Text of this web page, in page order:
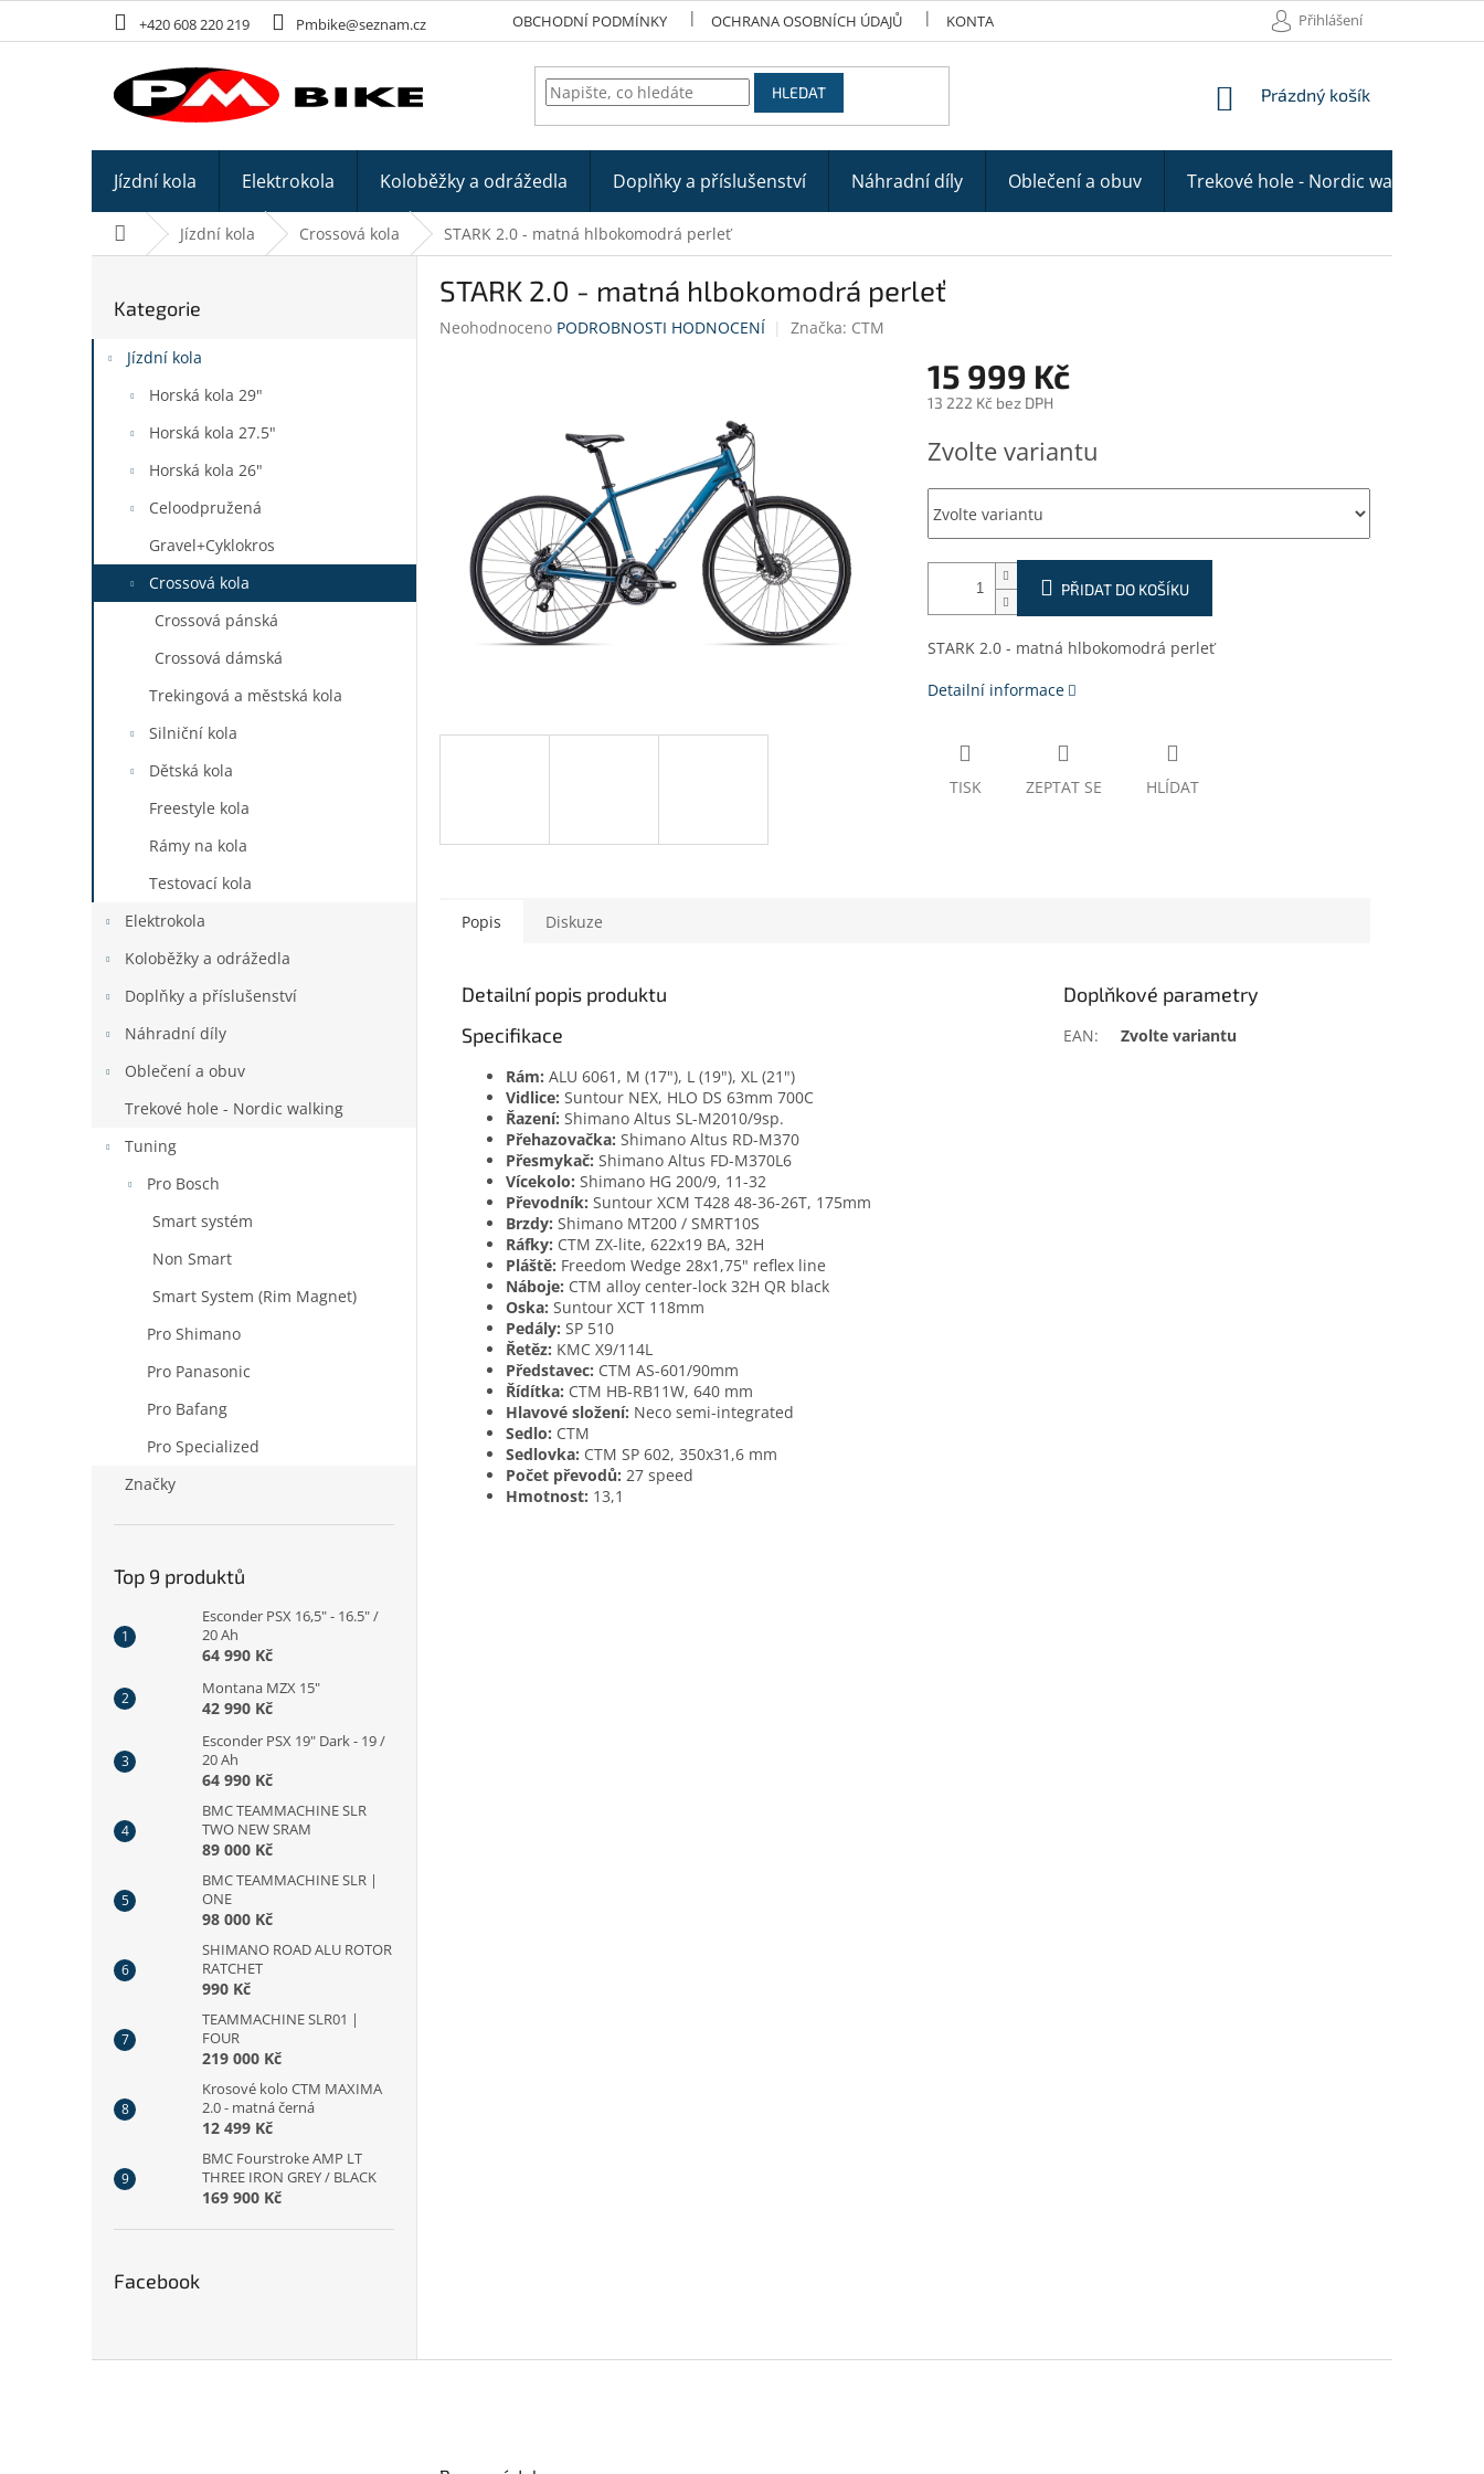
+420 608 220 219 Pmbike@seznam.cz OBCHODNÍ PODMÍNKY OCHRANA OSOBNÍCH ÚDAJŮ KONTAKTY Přihlášení
HLEDAT
NÁKUPNÍ
Prázdný košík
Jízdní kola Elektrokola Koloběžky a odrážedla Doplňky a příslušenství Náhradní díly Oblečení a obuv Trekové hole - Nordic walking
Domů Jízdní kola Crossová kola STARK 2.0 - matná hlbokomodrá perleť
t
e
Přeskočit
Kategorie
Jízdní kola
Horská kola 29"
Horská kola 27.5"
Horská kola 26"
Celoodpružená
Gravel+Cyklokros
Crossová kola
Crossová pánská
Crossová dámská
Trekingová a městská kola
Silniční kola
Dětská kola
Freestyle kola
Rámy na kola
Testovací kola
Elektrokola
Koloběžky a odrážedla
Doplňky a příslušenství
Náhradní díly
Oblečení a obuv
Trekové hole - Nordic walking
Tuning
Pro Bosch
Smart systém
Non Smart
Smart System (Rim Magnet)
Pro Shimano
Pro Panasonic
Pro Bafang
Pro Specialized
Značky
Top 9 produktů
Esconder PSX 16,5" - 16.5" /
20 Ah
64 990 Kč
Montana MZX 15"
42 990 Kč
Esconder PSX 19" Dark - 19 /
20 Ah
64 990 Kč
BMC TEAMMACHINE SLR
TWO NEW SRAM
89 000 Kč
BMC TEAMMACHINE SLR |
ONE
98 000 Kč
SHIMANO ROAD ALU ROTOR
RATCHET
990 Kč
TEAMMACHINE SLR01 |
FOUR
219 000 Kč
Krosové kolo CTM MAXIMA
2.0 - matná černá
12 499 Kč
BMC Fourstroke AMP LT
THREE IRON GREY / BLACK
169 900 Kč
Facebook
STARK 2.0 - matná hlbokomodrá perleť
Průměrné
Neohodnoceno PODROBNOSTI HODNOCENÍ Značka: CTM
15 999 Kč
13 222 Kč bez DPH
cena:
Zvolte variantu
PŘIDAT DO KOŠÍKU
STARK 2.0 - matná hlbokomodrá perleť
Detailní informace
TISK ZEPTAT SE HLÍDAT
Popis Diskuze
Detailní popis produktu
Specifikace
Rám: ALU 6061, M (17"), L (19"), XL (21")
Vidlice: Suntour NEX, HLO DS 63mm 700C
Řazení: Shimano Altus SL-M2010/9sp.
Přehazovačka: Shimano Altus RD-M370
Přesmykač: Shimano Altus FD-M370L6
Vícekolo: Shimano HG 200/9, 11-32
Převodník: Suntour XCM T428 48-36-26T, 175mm
Brzdy: Shimano MT200 / SMRT10S
Ráfky: CTM ZX-lite, 622x19 BA, 32H
Pláště: Freedom Wedge 28x1,75" reflex line
Náboje: CTM alloy center-lock 32H QR black
Oska: Suntour XCT 118mm
Pedály: SP 510
Řetěz: KMC X9/114L
Představec: CTM AS-601/90mm
Řídítka: CTM HB-RB11W, 640 mm
Hlavové složení: Neco semi-integrated
Sedlo: CTM
Sedlovka: CTM SP 602, 350x31,6 mm
Počet převodů: 27 speed
Hmotnost: 13,1
Doplňkové parametry
EAN: Zvolte variantu